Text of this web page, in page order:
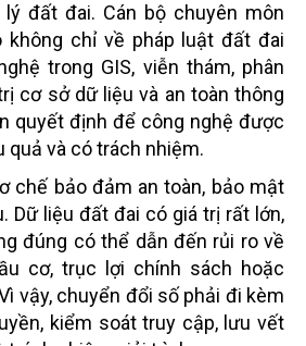
đất đai. Cán bộ chuyên môn
chỉ về pháp luật đất đai
trong GIS, viễn thám, phân
cơ sở dữ liệu và an toàn thông
quyết định để công nghệ được
quả và có trách nhiệm.
chế bảo đảm an toàn, bảo mật
Dữ liệu đất đai có giá trị rất lớn,
đúng có thể dẫn đến rủi ro về
cơ, trục lợi chính sách hoặc
vậy, chuyển đổi số phải đi kèm
kiểm soát truy cập, lưu vết